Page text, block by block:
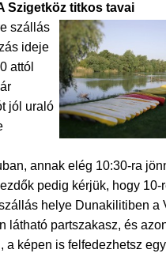
Szigetköz titkos tavai
szállás
ideje
attól
jól uraló
annak elég 10:30-ra
pedig kérjük, hogy 10-
helye Dunakilitiben a
látható partszakasz, és
a képen is felfedezhetsz